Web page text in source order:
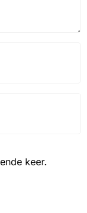
keer.